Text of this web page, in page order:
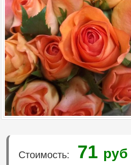
Стоимость: 71 руб